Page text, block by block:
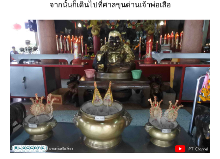
จากนั้นก็เดินไปที่ศาลขุนด่านเจ้าพ่อเสือ